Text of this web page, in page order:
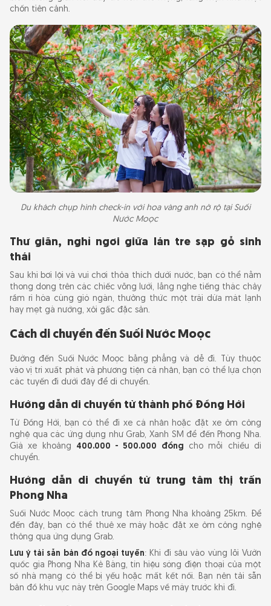
chốn tiên cảnh.
Du khách chụp hình check-in với hoa vàng anh nở rộ tại Suối
Nước Moọc
Thư giãn, nghỉ ngơi giữa lán tre sạp gỗ sinh
thái
Sau khi bơi lội và vui chơi thỏa thích dưới nước, bạn có thể nằm
thong dong trên các chiếc võng lưới, lắng nghe tiếng thác chảy
rầm rì hòa cùng gió ngàn, thưởng thức một trái dừa mát lạnh
hay mẹt gà nướng, xôi gấc đặc sản.
Cách di chuyển đến Suối Nước Moọc
Đường đến Suối Nước Moọc bằng phẳng và dễ đi. Tùy thuộc
vào vị trí xuất phát và phương tiện cá nhân, bạn có thể lựa chọn
các tuyến đi dưới đây để di chuyển.
Hướng dẫn di chuyển từ thành phố Đồng Hới
Từ Đồng Hới, bạn có thể đi xe cá nhân hoặc đặt xe ôm công
nghệ qua các ứng dụng như Grab, Xanh SM để đến Phong Nha.
Giá xe khoảng 400.000 - 500.000 đồng cho mỗi chiều di
chuyển.
Hướng dẫn di chuyển từ trung tâm thị trấn
Phong Nha
Suối Nước Moọc cách trung tâm Phong Nha khoảng 25km. Để
đến đây, bạn có thể thuê xe máy hoặc đặt xe ôm công nghệ
thông qua ứng dụng Grab.
Lưu ý tải sẵn bản đồ ngoại tuyến: Khi đi sâu vào vùng lõi Vườn
quốc gia Phong Nha Kẻ Bàng, tín hiệu sóng điện thoại của một
số nhà mạng có thể bị yếu hoặc mất kết nối. Bạn nên tải sẵn
bản đồ khu vực này trên Google Maps về máy trước khi đi.